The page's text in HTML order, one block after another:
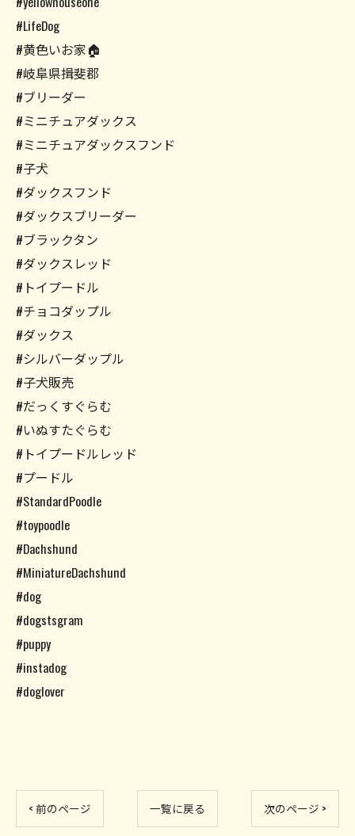
#LifeDog
#黄色いお家🏠
#岐阜県揖斐郡
#ブリーダー
#ミニチュアダックス
#ミニチュアダックスフンド
#子犬
#ダックスフンド
#ダックスブリーダー
#ブラックタン
#ダックスレッド
#トイプードル
#チョコダップル
#ダックス
#シルバーダップル
#子犬販売
#だっくすぐらむ
#いぬすたぐらむ
#トイプードルレッド
#プードル
#StandardPoodle
#toypoodle
#Dachshund
#MiniatureDachshund
#dog
#dogstsgram
#puppy
#instadog
#doglover
< 前のページ 一覧に戻る 次のページ >